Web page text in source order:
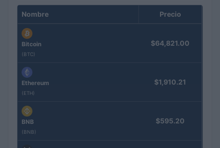
Nombre Precio
Bitcoin
(BTC)
$64,821.00
Ethereum
(ETH)
$1,910.21
BNB
(BNB)
$595.20